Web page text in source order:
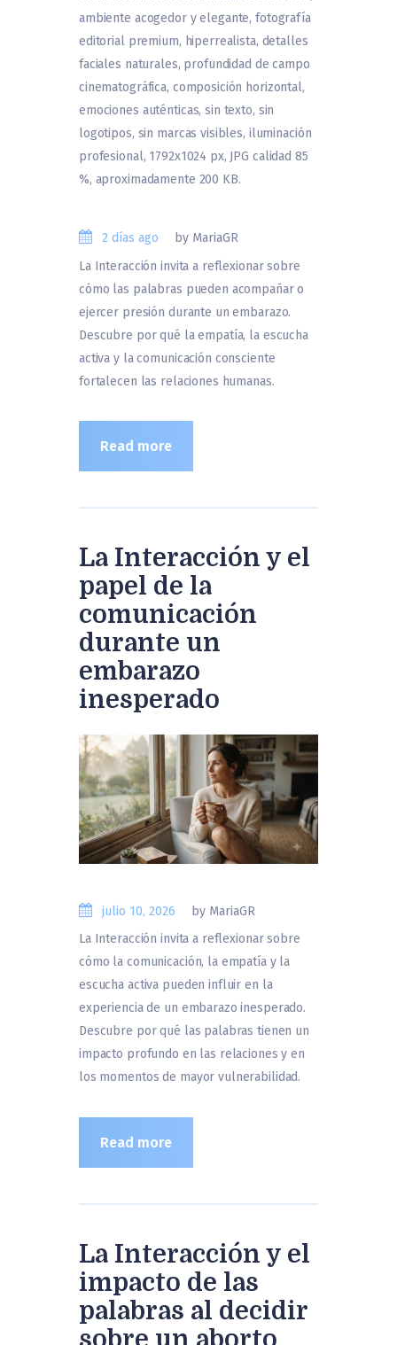
2 días ago
by MariaGR
La Interacción invita a reflexionar sobre
cómo las palabras pueden acompañar o
ejercer presión durante un embarazo.
Descubre por qué la empatía, la escucha
activa y la comunicación consciente
fortalecen las relaciones humanas.
Read more
La Interacción y el
papel de la
comunicación
durante un
embarazo
inesperado
julio 10, 2026
by MariaGR
La Interacción invita a reflexionar sobre
cómo la comunicación, la empatía y la
escucha activa pueden influir en la
experiencia de un embarazo inesperado.
Descubre por qué las palabras tienen un
impacto profundo en las relaciones y en
los momentos de mayor vulnerabilidad.
Read more
La Interacción y el
impacto de las
palabras al decidir